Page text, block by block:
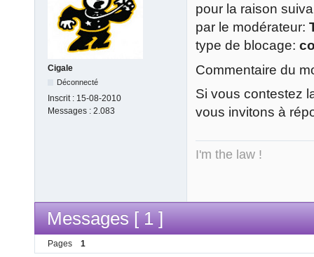
Cigale
Déconnecté
Inscrit : 15-08-2010
Messages : 2.083
pour la raison
par le modérateur:
type de blocage:
Commentaire du
Si vous contestez
vous invitons à
I'm the law !
Messages [ 1 ]
Pages 1